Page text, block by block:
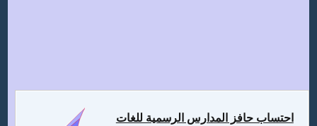
احتساب حافز المدارس الرسمية للغات